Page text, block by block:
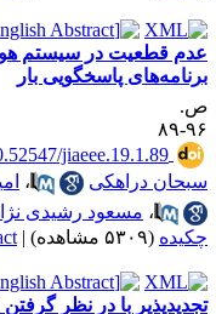
قطعیت در سیستم
پاسخگویی بار
۸۹
jiaeee.19.1.89
دراهکی
،
،مسعود رشیدی نژاد *
(۵۳۰۹ مشاهده) |
|
با در نظر